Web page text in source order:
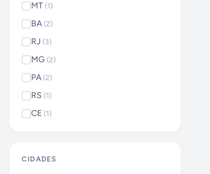
MT (1)
BA (2)
RJ (3)
MG (2)
PA (2)
RS (1)
CE (1)
CIDADES